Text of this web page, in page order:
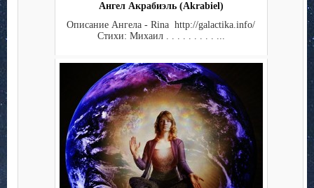
Ангел Акрабиэль (Akrabiel)
Описание Ангела - Rina http://galactika.info/
Стихи: Михаил . . . . . . . . . ...